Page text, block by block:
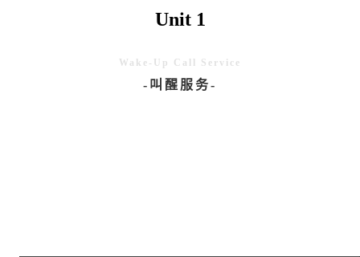
Unit 1
Wake-Up Call Service
-叫醒服务-